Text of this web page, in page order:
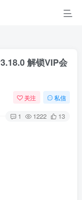
解锁VIP会
关注 私信
1 1222 13